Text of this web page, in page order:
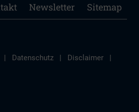
Newsletter Sitemap
| Datenschutz | Disclaimer
|